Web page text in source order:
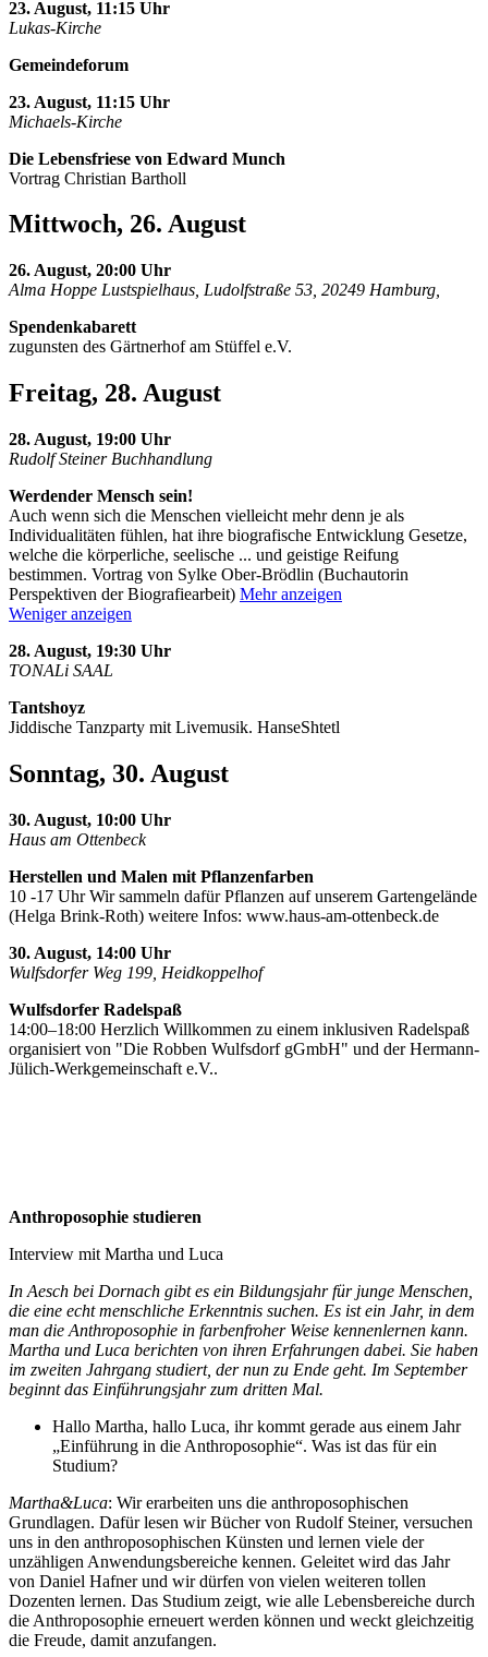
23. August, 11:15 Uhr
Lukas-Kirche
Gemeindeforum
23. August, 11:15 Uhr
Michaels-Kirche
Die Lebensfriese von Edward Munch
Vortrag Christian Bartholl
Mittwoch, 26. August
26. August, 20:00 Uhr
Alma Hoppe Lustspielhaus, Ludolfstraße 53, 20249 Hamburg,
Spendenkabarett
zugunsten des Gärtnerhof am Stüffel e.V.
Freitag, 28. August
28. August, 19:00 Uhr
Rudolf Steiner Buchhandlung
Werdender Mensch sein!
Auch wenn sich die Menschen vielleicht mehr denn je als
Individualitäten fühlen, hat ihre biografische Entwicklung Gesetze,
welche die körperliche, seelische ... und geistige Reifung
bestimmen. Vortrag von Sylke Ober-Brödlin (Buchautorin
Perspektiven der Biografiearbeit) Mehr anzeigen
Weniger anzeigen
28. August, 19:30 Uhr
TONALi SAAL
Tantshoyz
Jiddische Tanzparty mit Livemusik. HanseShtetl
Sonntag, 30. August
30. August, 10:00 Uhr
Haus am Ottenbeck
Herstellen und Malen mit Pflanzenfarben
10 -17 Uhr Wir sammeln dafür Pflanzen auf unserem Gartengelände
(Helga Brink-Roth) weitere Infos: www.haus-am-ottenbeck.de
30. August, 14:00 Uhr
Wulfsdorfer Weg 199, Heidkoppelhof
Wulfsdorfer Radelspaß
14:00–18:00 Herzlich Willkommen zu einem inklusiven Radelspaß
organisiert von "Die Robben Wulfsdorf gGmbH" und der Hermann-
Jülich-Werkgemeinschaft e.V..
Anthroposophie studieren
Interview mit Martha und Luca
In Aesch bei Dornach gibt es ein Bildungsjahr für junge Menschen,
die eine echt menschliche Erkenntnis suchen. Es ist ein Jahr, in dem
man die Anthroposophie in farbenfroher Weise kennenlernen kann.
Martha und Luca berichten von ihren Erfahrungen dabei. Sie haben
im zweiten Jahrgang studiert, der nun zu Ende geht. Im September
beginnt das Einführungsjahr zum dritten Mal.
Hallo Martha, hallo Luca, ihr kommt gerade aus einem Jahr
„Einführung in die Anthroposophie“. Was ist das für ein
Studium?
Martha&Luca: Wir erarbeiten uns die anthroposophischen
Grundlagen. Dafür lesen wir Bücher von Rudolf Steiner, versuchen
uns in den anthroposophischen Künsten und lernen viele der
unzähligen Anwendungsbereiche kennen. Geleitet wird das Jahr
von Daniel Hafner und wir dürfen von vielen weiteren tollen
Dozenten lernen. Das Studium zeigt, wie alle Lebensbereiche durch
die Anthroposophie erneuert werden können und weckt gleichzeitig
die Freude, damit anzufangen.